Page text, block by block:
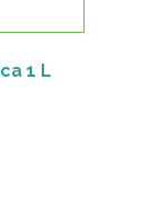
1 L